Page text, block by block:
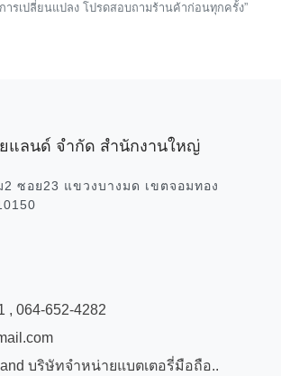
ารเปลี่ยนแปลง โปรดสอบถามร้านค้าก่อนทุกครั้ง”
แลนด์ จำกัด สำนักงานใหญ่
ซอย23 แขวงบางมด เขตจอมทอง
, 064-652-4282
บริษัทจำหน่ายแบตเตอรี่มือถือ..